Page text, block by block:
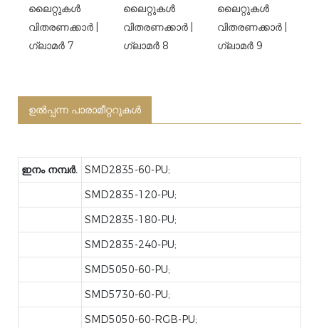
ഉൽപ്പന്ന പാരാമീറ്ററുകൾ
ഇനം നമ്പർ. SMD2835-60-PU;
SMD2835-120-PU;
SMD2835-180-PU;
SMD2835-240-PU;
SMD5050-60-PU;
SMD5730-60-PU;
SMD5050-60-RGB-PU;